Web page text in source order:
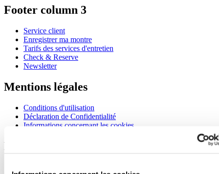
Footer column 3
Service client
Enregistrer ma montre
Tarifs des services d'entretien
Check & Reserve
Newsletter
Mentions légales
Conditions d'utilisation
Déclaration de Confidentialité
Informations concernant les cookies
Rejoignez le club CERTINA